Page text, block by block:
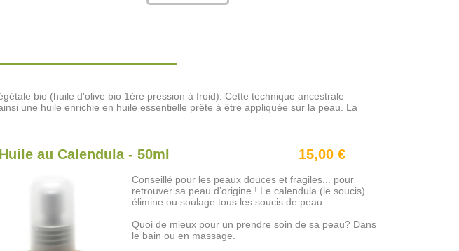
bio (huile d'olive bio 1ère pression à froid). Cette technique ancestrale
une huile enrichie en huile essentielle prête à être appliquée sur la peau. La
Huile au Calendula - 50ml 15,00 €
Conseillé pour les peaux douces et fragiles... pour
retrouver sa peau d’origine ! Le calendula (le soucis)
élimine ou soulage tous les soucis de peau.
Quoi de mieux pour un prendre soin de sa peau? Dans
le bain ou en massage.